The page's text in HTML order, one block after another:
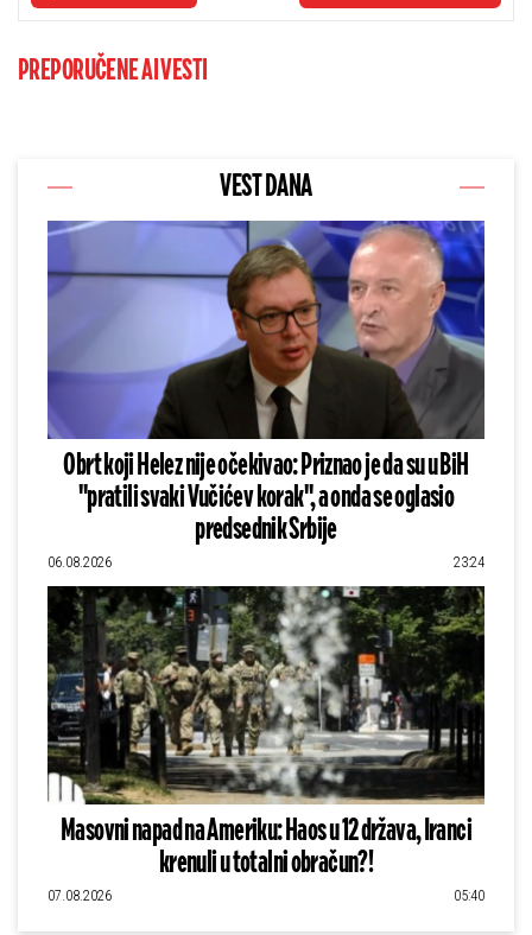
PREPORUČENE AI VESTI
VEST DANA
Obrt koji Helez nije očekivao: Priznao je da su u BiH
"pratili svaki Vučićev korak", a onda se oglasio
predsednik Srbije
06.08.2026 23:24
Masovni napad na Ameriku: Haos u 12 država, Iranci
krenuli u totalni obračun?!
07.08.2026 05:40